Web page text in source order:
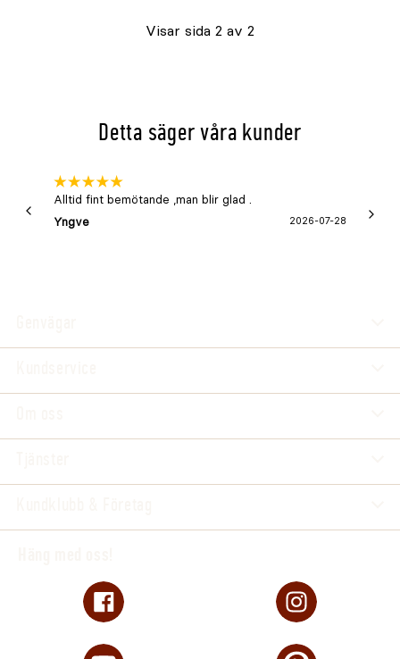
online
Visar sida 2 av 2
Detta säger våra kunder
Alltid fint bemötande ,man blir glad .
Yngve
2026-07-28